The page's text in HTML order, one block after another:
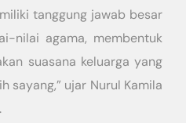
tanggung jawab besar
nilai agama, membentuk
suasana keluarga yang
sayang,” ujar Nurul Kamila